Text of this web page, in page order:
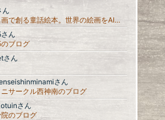
ん
ＡＩが名画で創る童話絵本。世界の絵画をAIが鑑賞したら、面白い美術情報がいっぱいの、楽しいおとぎ話を作ってくれました。
ん
ブログ
さん
さん
サークル西神南のブログ
さん
のブログ